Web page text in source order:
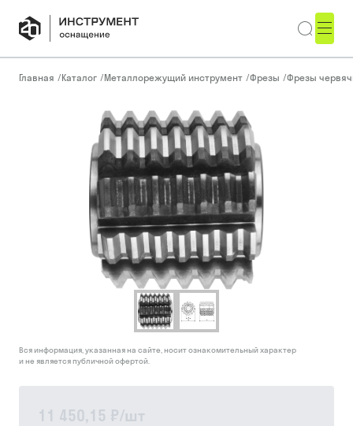
Главная /Каталог /Металлорежущий инструмент /Фрезы /Фрезы
11 450,15 ₽/шт
Вся информация, указанная на сайте, носит ознакомительный характер
и не является публичной офертой.